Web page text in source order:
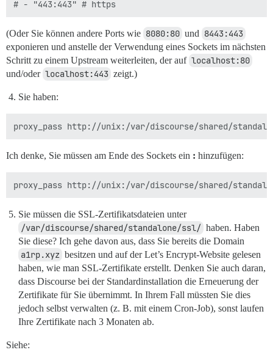
(Oder Sie können andere Ports wie 8080:80 und 8443:443
exponieren und anstelle der Verwendung eines Sockets im nächsten
Schritt zu einem Upstream weiterleiten, der auf localhost:80
und/oder localhost:443 zeigt.)
Sie haben:
Ich denke, Sie müssen am Ende des Sockets ein : hinzufügen:
Sie müssen die SSL-Zertifikatsdateien unter
/var/discourse/shared/standalone/ssl/ haben. Haben
Sie diese? Ich gehe davon aus, dass Sie bereits die Domain
a1rp.xyz besitzen und auf der Let’s Encrypt-Website gelesen
haben, wie man SSL-Zertifikate erstellt. Denken Sie auch daran,
dass Discourse bei der Standardinstallation die Erneuerung der
Zertifikate für Sie übernimmt. In Ihrem Fall müssten Sie dies
jedoch selbst verwalten (z. B. mit einem Cron-Job), sonst laufen
Ihre Zertifikate nach 3 Monaten ab.
Siehe: